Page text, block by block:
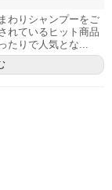
わりシャンプーをご
れているヒット商品
たりで人気とな...